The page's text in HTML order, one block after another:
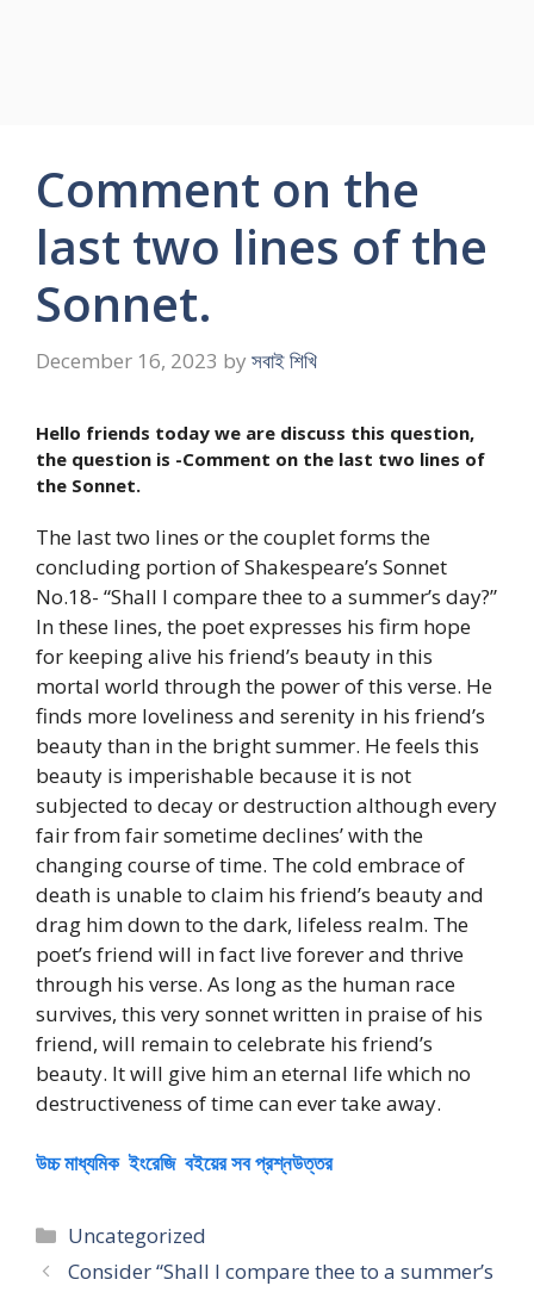
Comment on the
last two lines of the
Sonnet.
December 16, 2023 by সবাই শিখি
Hello friends today we are discuss this question,
the question is -Comment on the last two lines of
the Sonnet.
The last two lines or the couplet forms the
concluding portion of Shakespeare’s Sonnet
No.18- “Shall I compare thee to a summer’s day?”
In these lines, the poet expresses his firm hope
for keeping alive his friend’s beauty in this
mortal world through the power of this verse. He
finds more loveliness and serenity in his friend’s
beauty than in the bright summer. He feels this
beauty is imperishable because it is not
subjected to decay or destruction although every
fair from fair sometime declines’ with the
changing course of time. The cold embrace of
death is unable to claim his friend’s beauty and
drag him down to the dark, lifeless realm. The
poet’s friend will in fact live forever and thrive
through his verse. As long as the human race
survives, this very sonnet written in praise of his
friend, will remain to celebrate his friend’s
beauty. It will give him an eternal life which no
destructiveness of time can ever take away.
উচ্চ মাধ্যমিক ইংরেজি বইয়ের সব প্রশ্নউত্তর
Categories
Uncategorized
Consider “Shall I compare thee to a summer’s